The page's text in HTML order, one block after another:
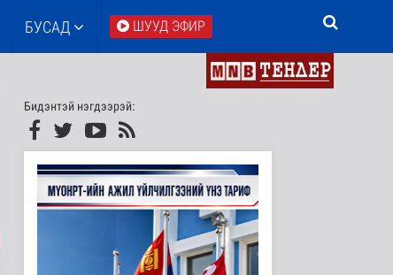
БУСАД ШУУД ЭФИР
Бидэнтэй нэгдээрэй: